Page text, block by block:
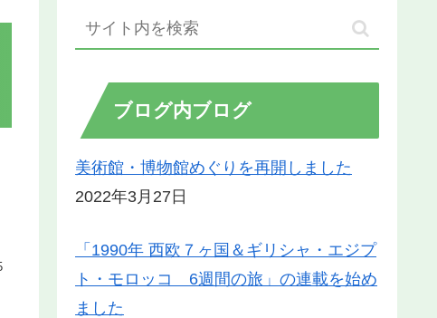
ブログ内ブログ
美術館・博物館めぐりを再開しました
2022年3月27日
「1990年 西欧７ヶ国＆ギリシャ・エジプ
ト・モロッコ 6週間の旅」の連載を始め
ました